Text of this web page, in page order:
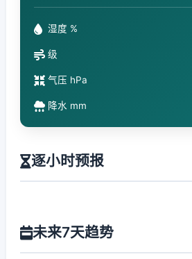
湿度 %
级
气压 hPa
降水 mm
逐小时预报
未来7天趋势